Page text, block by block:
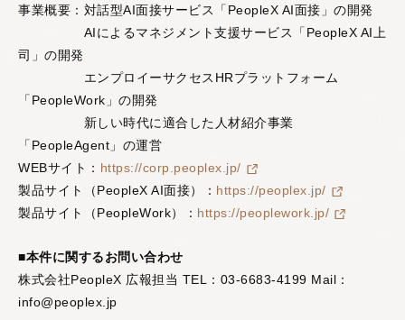
事業概要：対話型AI面接サービス「PeopleX AI面接」の開発
AIによるマネジメント支援サービス「PeopleX AI上
司」の開発
エンプロイーサクセスHRプラットフォーム
「PeopleWork」の開発
新しい時代に適合した人材紹介事業
「PeopleAgent」の運営
WEBサイト： https://corp.peoplex.jp/
製品サイト（PeopleX AI面接）： https://peoplex.jp/
製品サイト（PeopleWork）： https://peoplework.jp/
■本件に関するお問い合わせ
株式会社PeopleX 広報担当 TEL：03-6683-4199 Mail：
info@peoplex.jp